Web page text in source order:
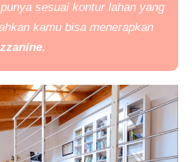
sesuai kontur lahan yang
kamu bisa menerapkan
.